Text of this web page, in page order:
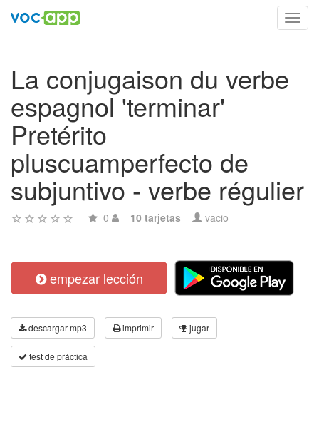
La conjugaison du verbe
espagnol 'terminar'
Pretérito
pluscuamperfecto de
subjuntivo - verbe régulier
0 10 tarjetas vacio
empezar lección
descargar mp3 imprimir jugar
test de práctica